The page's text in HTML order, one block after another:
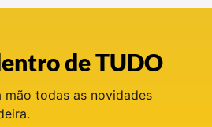
de TUDO
mão todas as novidades